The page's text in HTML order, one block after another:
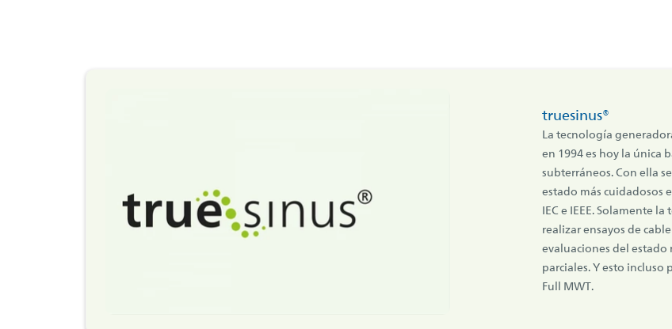
truesinus®
La tecnología
en 1994 es hoy la única
subterráneos. Con ella
estado más cuidadosos
IEC e IEEE. Solamente
realizar ensayos de
evaluaciones del estado
parciales. Y esto incluso
Full MWT.